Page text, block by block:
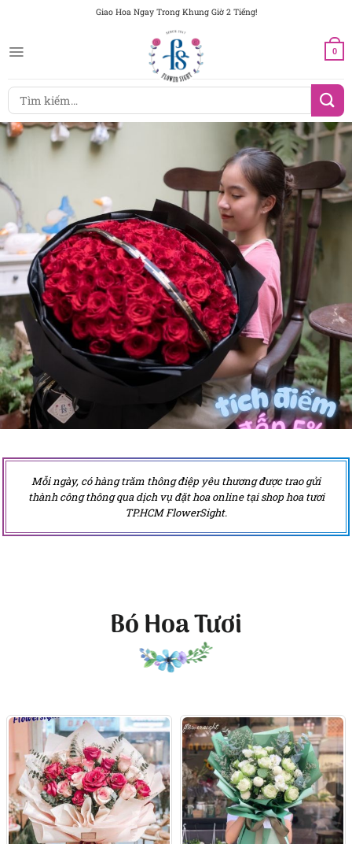
dung
Giao Hoa Ngay Trong Khung Giờ 2 Tiếng!
0
Tìm
kiếm:
Mỗi ngày, có hàng trăm thông điệp yêu thương được trao gửi
thành công thông qua dịch vụ đặt hoa online tại shop hoa tươi
TP.HCM FlowerSight.
Bó Hoa Tươi